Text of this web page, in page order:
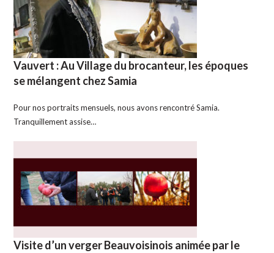
Vauvert : Au Village du brocanteur, les époques
se mélangent chez Samia
Pour nos portraits mensuels, nous avons rencontré Samia.
Tranquillement assise…
Visite d’un verger Beauvoisinois animée par le